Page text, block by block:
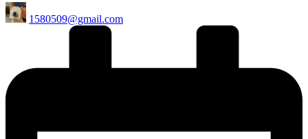
Posted
by
1580509@gmail.com